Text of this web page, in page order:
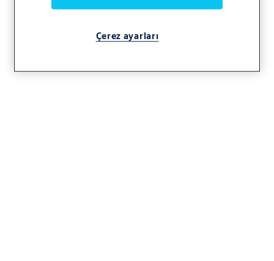
Çerez ayarları